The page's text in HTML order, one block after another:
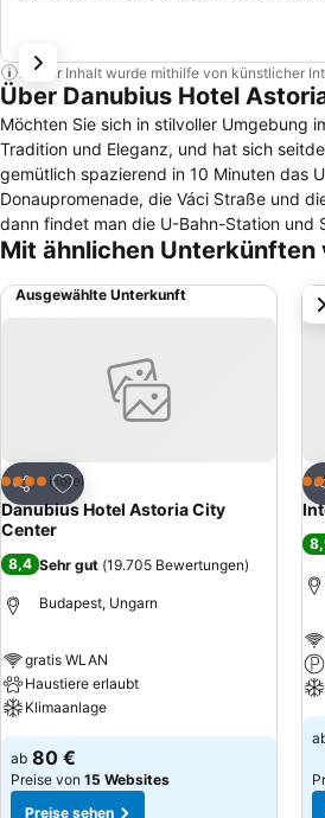
Dieser Inhalt wurde mithilfe von künstlicher
Über Danubius Hotel
Möchten Sie sich in stilvoller Umgebung
Tradition und Eleganz, und hat sich
gemütlich spazierend in 10 Minuten das
Donaupromenade, die Váci Straße und
dann findet man die U-Bahn-Station und
ursprünglichen Stil renovierte 4-Sterne-
Mit ähnlichen Unterkünften
Ausgewählte Unterkunft
Teilen
Zu Favoriten hinzufügen
4 SterneHotel
Danubius Hotel Astoria City
Center
8,4 Sehr gut (19.705 Bewertungen)
Budapest, Ungarn
gratis WLAN
Haustiere erlaubt
Klimaanlage
ab 80 €
Preise von 15 Websites
Preise sehen
4